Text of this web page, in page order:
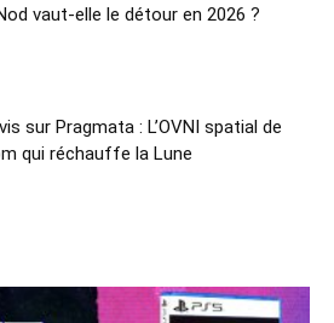
vaut-elle le détour en 2026 ?
sur Pragmata : L’OVNI spatial de
qui réchauffe la Lune